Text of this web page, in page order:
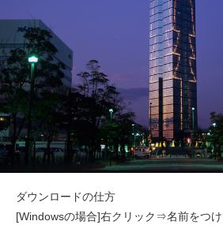
ダウンロードの仕方
[Windowsの場合]右クリック⇒名前をつ